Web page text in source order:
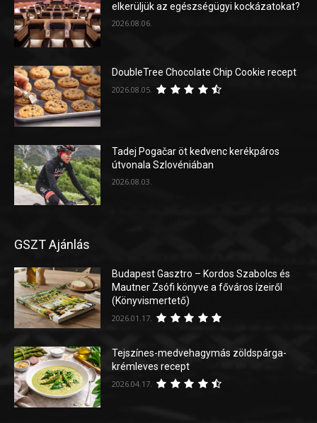
elkerüljük az egészségügyi kockázatokat?
2026.08.06.
DoubleTree Chocolate Chip Cookie recept
2026.08.05.
Tadej Pogačar öt kedvenc kerékpáros
útvonala Szlovéniában
2026.08.03.
GSZT Ajánlás
Budapest Gasztro – Kordos Szabolcs és
Mautner Zsófi könyve a főváros ízeiről
(Könyvismertető)
2026.01.17.
Tejszínes-medvehagymás zöldspárga-
krémleves recept
2026.04.17.